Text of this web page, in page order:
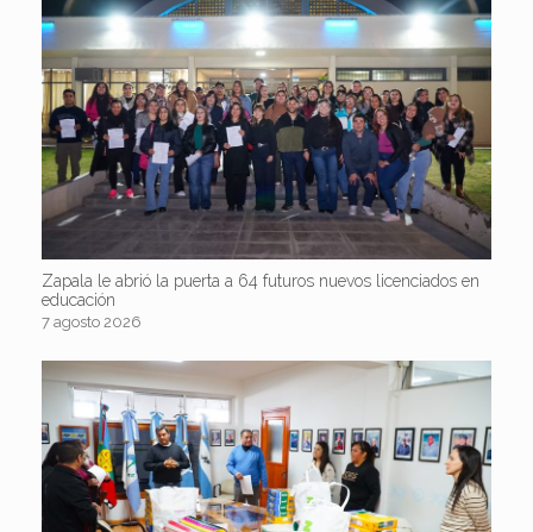
Zapala le abrió la puerta a 64 futuros nuevos licenciados en
educación
7 agosto 2026